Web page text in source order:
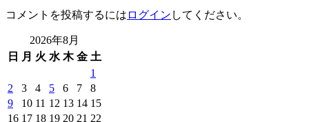
コメントを投稿するには ログイン してください。
2026年8月
日
月 火 水 木 金 土
1
2
3 4 5 6 7
8
9
10 11 12 13 14 15
16 17 18 19 20 21 22